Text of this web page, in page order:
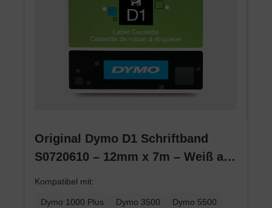
Original Dymo D1 Schriftband
S0720610 – 12mm x 7m – Weiß auf
Kompatibel mit:
Dymo 1000 Plus Dymo 3500
Dymo 5500